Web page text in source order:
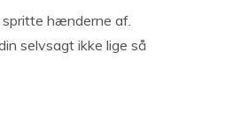
spritte hænderne af.
selvsagt ikke lige så